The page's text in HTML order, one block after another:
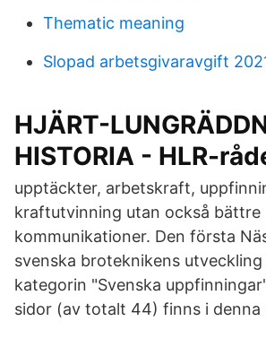
Thematic meaning
Slopad arbetsgivaravgift
HJÄRT-
HISTORIA - HLR-
upptäckter, arbetskraft,
kraftutvinning utan också bättre
kommunikationer. Den första
svenska broteknikens
kategorin "Svenska
sidor (av totalt 44) finns i denna